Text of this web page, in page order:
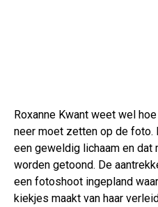
Roxanne Kwant weet wel
neer moet zetten op de foto.
een geweldig lichaam en dat
worden getoond. De
een fotoshoot ingepland
kiekjes maakt van haar